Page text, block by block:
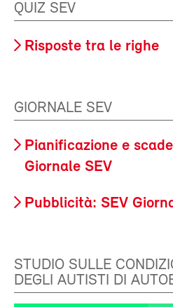
QUIZ SEV
Risposte tra le righe
GIORNALE SEV
Pianificazione e
Giornale SEV
Pubblicità: SEV
STUDIO SULLE
DEGLI AUTISTI DI